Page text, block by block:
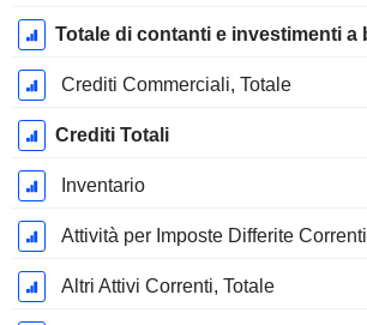
Crediti Commerciali, Totale
Crediti Totali
Inventario
Attività per Imposte Differite Correnti
Altri Attivi Correnti, Totale